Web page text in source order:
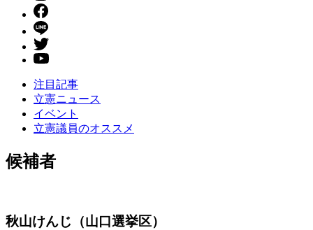
注目記事
立憲ニュース
イベント
立憲議員のオススメ
候補者
秋山けんじ（山口選挙区）